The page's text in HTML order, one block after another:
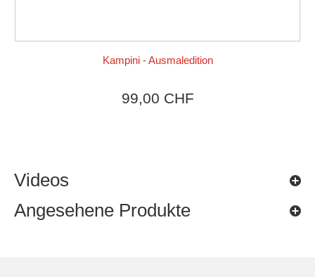
Videos
Angesehene Produkte
Produkt ansehen
Kampini - Ausmaledition
99,00 CHF